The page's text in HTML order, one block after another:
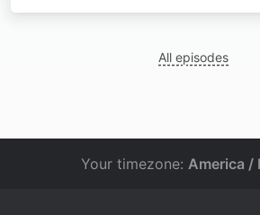
All episodes
Your timezone: America /